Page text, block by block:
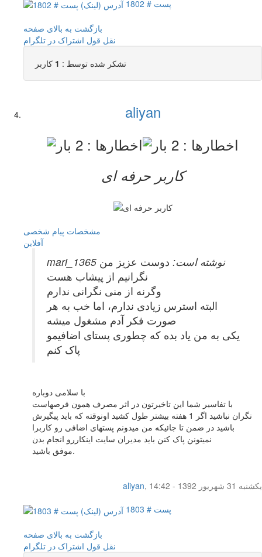
پست # 1802
بازگشت به بالای صفحه
نقل قول اشتراک در تلگرام
تشکر شده توسط : 1 کاربر
aliyan
کاربر حرفه ای
مشخصات پیام شخصی
آفلاين
mari_1365 نوشته است: دوست عزیز من
نگرانیم از پیشاب هست
وگرنه از منی نگرانی ندارم
البته استرس زیادی ندارم، اما خب به هر
صورت فکر آدم مشغول میشه
یکی به من یاد بده که چطوری پستای اضافیمو
پاک کنم
با سلامی دوباره
با تفاسیر شما این تاخیرتون در اثر مصرف همون قرصهاست
نگران نباشید اگر 1 هفته بیشتر طول کشید اونوقته که باید پیگیرش
باشید در ضمن تا جائیکه من میدونم پستهای اضافی رو کاربرا
نمیتونن پاک کنن باید مدیران سایت اینکاررو انجام بدن
موفق باشید.
aliyan,
یکشنبه 31 شهریور 1392 - 14:42
پست # 1803
بازگشت به بالای صفحه
نقل قول اشتراک در تلگرام